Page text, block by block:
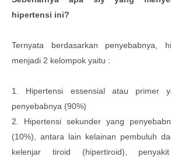
hipertensi ini?
Ternyata berdasarkan penyebabnya,
menjadi 2 kelompok yaitu :
1. Hipertensi essensial atau primer
penyebabnya (90%)
2. Hipertensi sekunder yang
(10%), antara lain kelainan pembuluh
kelenjar tiroid (hipertiroid),